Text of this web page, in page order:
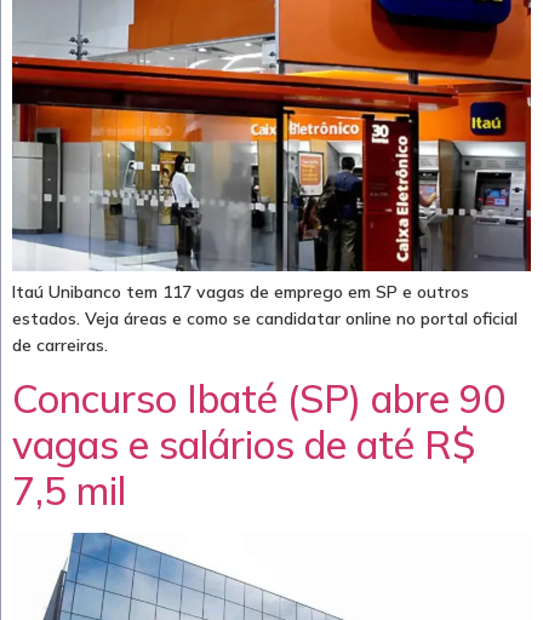
Itaú Unibanco tem 117 vagas de emprego em SP e outros
estados. Veja áreas e como se candidatar online no portal oficial
de carreiras.
Concurso Ibaté (SP) abre 90
vagas e salários de até R$
7,5 mil